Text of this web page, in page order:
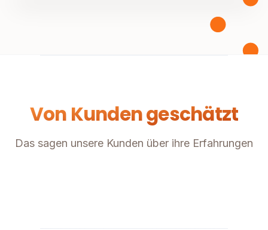
Von Kunden geschätzt
Das sagen unsere Kunden über ihre Erfahrungen